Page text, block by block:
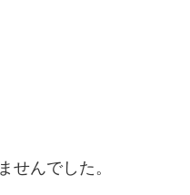
せんでした。